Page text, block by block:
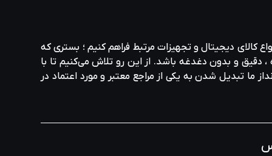
کالای دیجیتال و تجهیزات مرتبط فراهم کنیم ؛ بستری که
دقیق و بدون دغدغه باشد. از این رو تلاش می‌کنیم تا با
ما تبدیل شدن به یکی از مراجع معتبر و مورد اعتماد در